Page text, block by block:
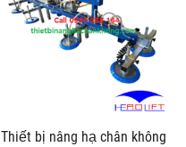
Thiết bị nâng hạ chân không